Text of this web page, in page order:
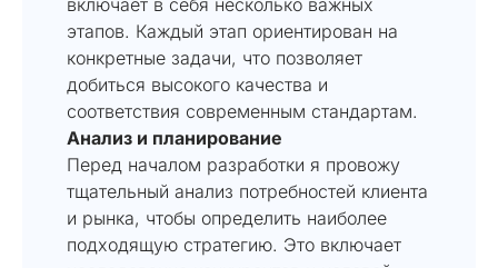
этапов. Каждый этап ориентирован на
конкретные задачи, что позволяет
добиться высокого качества и
соответствия современным стандартам.
Анализ и планирование
Перед началом разработки я провожу
тщательный анализ потребностей клиента
и рынка, чтобы определить наиболее
подходящую стратегию. Это включает